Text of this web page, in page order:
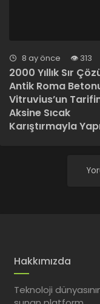
8 ay önce 313
2000 Yıllık Sır
Antik Roma
Vitruvius’un
Aksine Sıcak
Karıştırmayla
Hakkımızda
Teknoloji